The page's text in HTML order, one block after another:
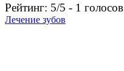
Рейтинг: 5/5 - 1 голосов
Лечение зубов